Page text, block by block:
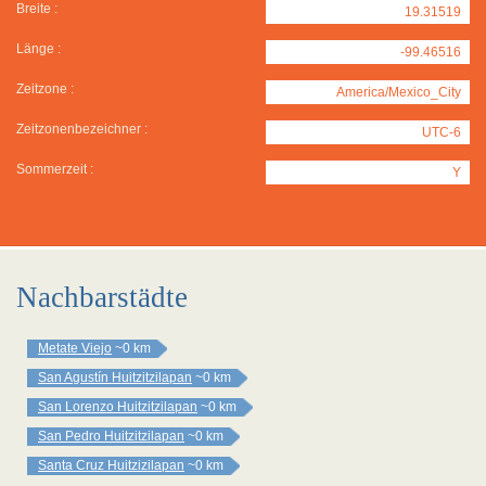
Breite : 19.31519
Länge : -99.46516
Zeitzone : America/Mexico_City
Zeitzonenbezeichner : UTC-6
Sommerzeit : Y
Nachbarstädte
Metate Viejo ~0 km
San Agustín Huitzitzilapan ~0 km
San Lorenzo Huitzitzilapan ~0 km
San Pedro Huitzitzilapan ~0 km
Santa Cruz Huitzizilapan ~0 km